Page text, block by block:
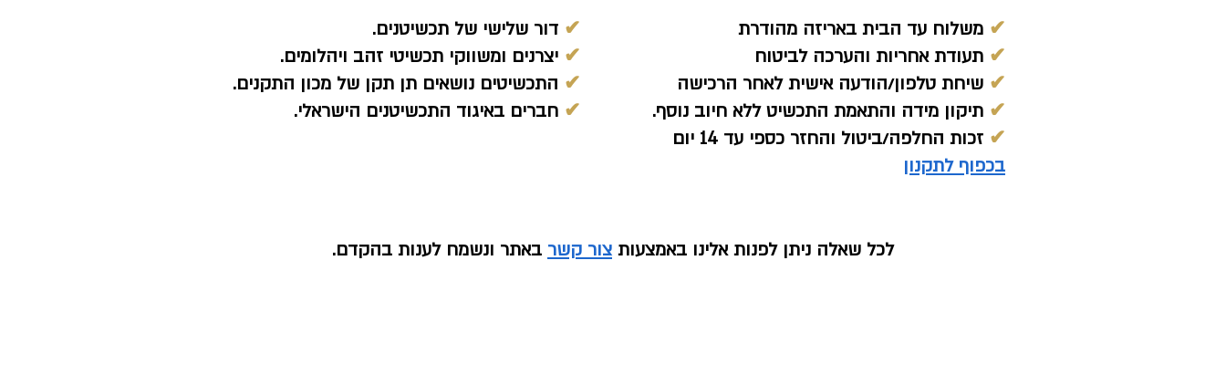
✔ דור שלישי של תכשיטנים.
✔ יצרנים ומשווקי תכשיטי זהב ויהלומים.
✔ התכשיטים נושאים תן תקן של מכון התקנים.
✔ חברים באיגוד התכשיטנים הישראלי.
✔ משלוח עד הבית באריזה מהודרת
✔ תעודת אחריות והערכה לביטוח
✔ שיחת טלפון/הודעה אישית לאחר הרכישה
✔ תיקון מידה והתאמת התכשיט ללא חיוב נוסף.
✔ זכות החלפה/ביטול והחזר כספי עד 14 יום
בכפוף לתקנון
לכל שאלה ניתן לפנות אלינו באמצעות צור קשר באתר ונשמח לענות בהקדם.